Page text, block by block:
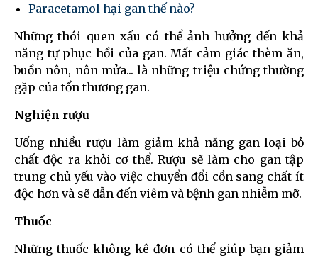
Paracetamol hại gan thế nào?
Những thói quen xấu có thể ảnh hưởng đến khả
năng tự phục hồi của gan. Mất cảm giác thèm ăn,
buồn nôn, nôn mửa... là những triệu chứng thường
gặp của tổn thương gan.
Nghiện rượu
Uống nhiều rượu làm giảm khả năng gan loại bỏ
chất độc ra khỏi cơ thể. Rượu sẽ làm cho gan tập
trung chủ yếu vào việc chuyển đổi cồn sang chất ít
độc hơn và sẽ dẫn đến viêm và bệnh gan nhiễm mỡ.
Thuốc
Những thuốc không kê đơn có thể giúp bạn giảm